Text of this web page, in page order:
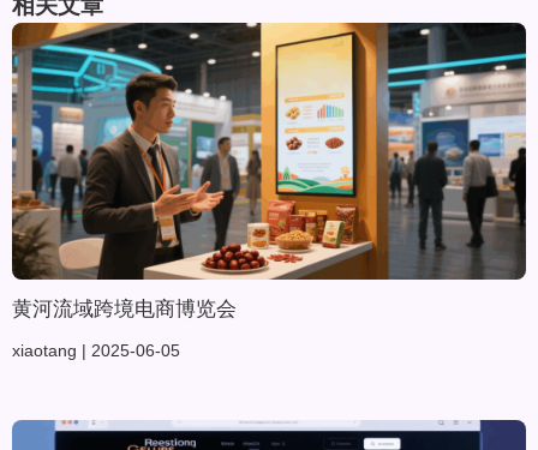
相关文章
黄河流域跨境电商博览会
xiaotang 2025-06-05